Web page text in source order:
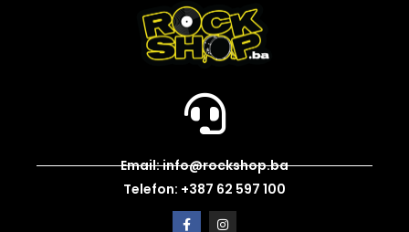
Email: info@rockshop.ba
Telefon: +387 62 597 100